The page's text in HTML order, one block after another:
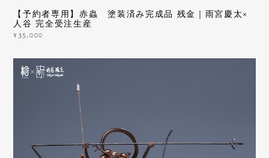
【予約者専用】赤蟲 塗装済み完成品 残金｜雨宮慶太×
人谷 完全受注生産
¥35,000